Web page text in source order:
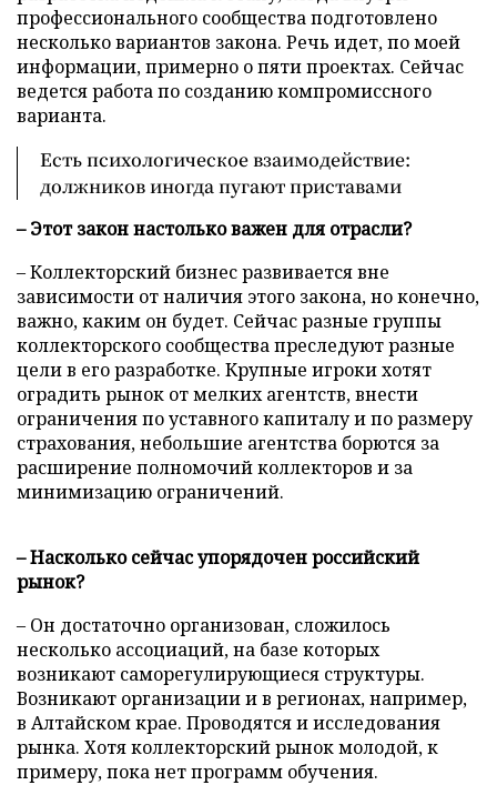
профессионального сообщества подготовлено
несколько вариантов закона. Речь идет, по моей
информации, примерно о пяти проектах. Сейчас
ведется работа по созданию компромиссного
варианта.
Есть психологическое взаимодействие:
должников иногда пугают приставами
– Этот закон настолько важен для отрасли?
– Коллекторский бизнес развивается вне
зависимости от наличия этого закона, но конечно,
важно, каким он будет. Сейчас разные группы
коллекторского сообщества преследуют разные
цели в его разработке. Крупные игроки хотят
оградить рынок от мелких агентств, внести
ограничения по уставного капиталу и по размеру
страхования, небольшие агентства борются за
расширение полномочий коллекторов и за
минимизацию ограничений.
– Насколько сейчас упорядочен российский
рынок?
– Он достаточно организован, сложилось
несколько ассоциаций, на базе которых
возникают саморегулирующиеся структуры.
Возникают организации и в регионах, например,
в Алтайском крае. Проводятся и исследования
рынка. Хотя коллекторский рынок молодой, к
примеру, пока нет программ обучения.